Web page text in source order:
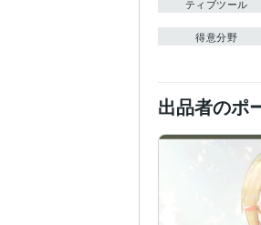
ティブツール
得意分野
出品者のポ